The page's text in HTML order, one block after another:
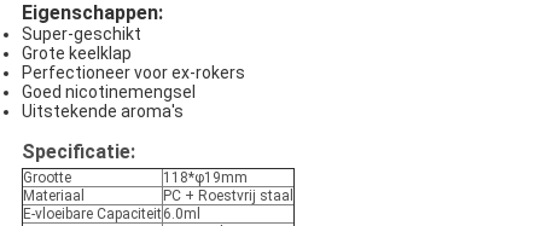
Eigenschappen:
Super-geschikt
Grote keelklap
Perfectioneer voor ex-rokers
Goed nicotinemengsel
Uitstekende aroma's
Specificatie:
Grootte
118*φ19mm
Materiaal
PC + Roestvrij staal
E-vloeibare Capaciteit6.0ml